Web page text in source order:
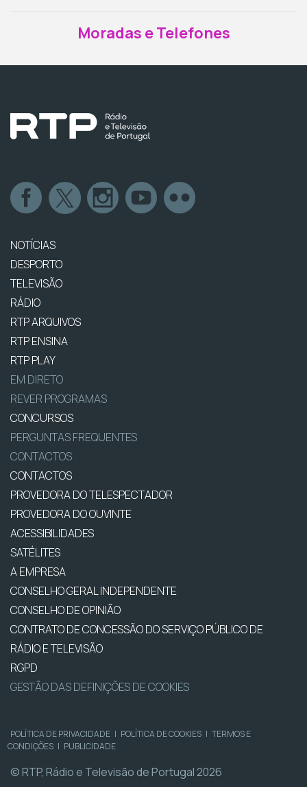
Moradas e Telefones
NOTÍCIAS
DESPORTO
TELEVISÃO
RÁDIO
RTP ARQUIVOS
RTP ENSINA
RTP PLAY
EM DIRETO
REVER PROGRAMAS
CONCURSOS
PERGUNTAS FREQUENTES
CONTACTOS
CONTACTOS
PROVEDORA DO TELESPECTADOR
PROVEDORA DO OUVINTE
ACESSIBILIDADES
SATÉLITES
A EMPRESA
CONSELHO GERAL INDEPENDENTE
CONSELHO DE OPINIÃO
CONTRATO DE CONCESSÃO DO SERVIÇO PÚBLICO DE
RÁDIO E TELEVISÃO
RGPD
GESTÃO DAS DEFINIÇÕES DE COOKIES
POLÍTICA DE PRIVACIDADE | POLÍTICA DE COOKIES | TERMOS E
CONDIÇÕES | PUBLICIDADE
© RTP, Rádio e Televisão de Portugal 2026